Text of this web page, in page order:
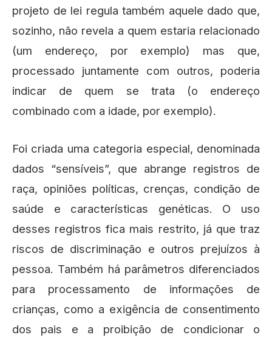
projeto de lei regula também aquele dado que,
sozinho, não revela a quem estaria relacionado
(um endereço, por exemplo) mas que,
processado juntamente com outros, poderia
indicar de quem se trata (o endereço
combinado com a idade, por exemplo).
Foi criada uma categoria especial, denominada
dados “sensíveis”, que abrange registros de
raça, opiniões políticas, crenças, condição de
saúde e características genéticas. O uso
desses registros fica mais restrito, já que traz
riscos de discriminação e outros prejuízos à
pessoa. Também há parâmetros diferenciados
para processamento de informações de
crianças, como a exigência de consentimento
dos pais e a proibição de condicionar o